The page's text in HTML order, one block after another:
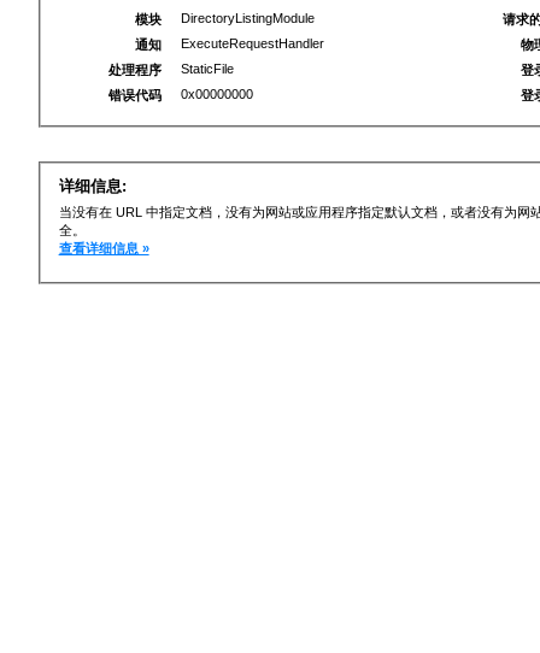
模块
DirectoryListingModule
通知
ExecuteRequestHandler
处理程序
StaticFile
错误代码
0x00000000
请求
物
登
登
详细信息:
当没有在 URL 中指定文档，没有为网站或应用程序指定默认文档，或者没有为
全。
查看详细信息 »